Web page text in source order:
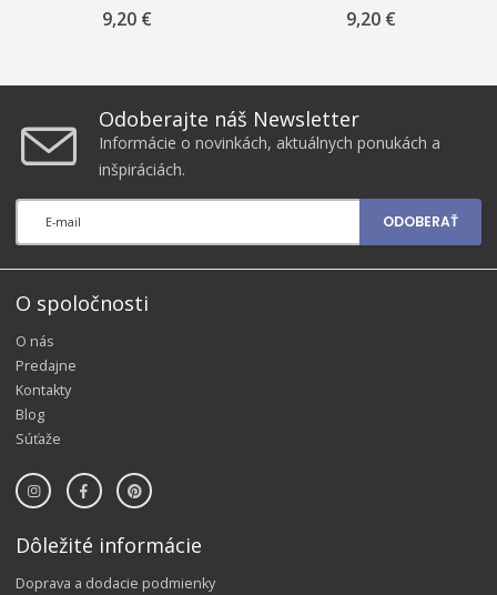
9,20 € 9,20 €
Odoberajte náš Newsletter
Informácie o novinkách, aktuálnych ponukách a
inšpiráciách.
ODOBERAŤ
O spoločnosti
O nás
Predajne
Kontakty
Blog
Súťaže
Dôležité informácie
Doprava a dodacie podmienky